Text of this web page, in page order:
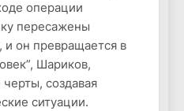
операции
пересажены
и он превращается в
Шариков,
создавая
ситуации.